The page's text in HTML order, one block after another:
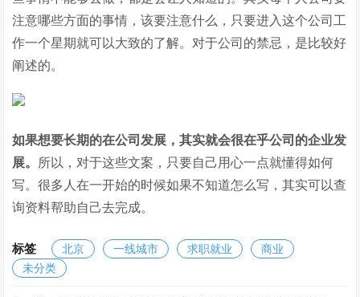
注意哪些方面的事情，该要注意什么，只要进入这个公司工
作一个星期就可以大致的了解。对于公司的禁忌，是比较好
阐述的。
如果想要长期的在公司发展，其实就会很在乎公司的企业发
展。 所以，对于这些文案，只要自己用心一点就懂得如何
写。很多人在一开始的时候如果不知道怎么写，其实可以查
询资料帮助自己去完成。
标签 北京 一线城市 求职就业
商业
未分类